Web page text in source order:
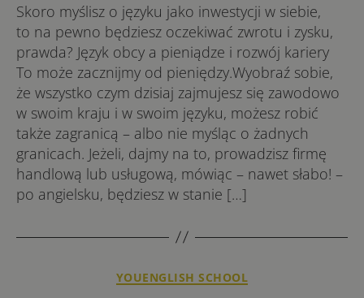
Skoro myślisz o języku jako inwestycji w siebie,
to na pewno będziesz oczekiwać zwrotu i zysku,
prawda? Język obcy a pieniądze i rozwój kariery
To może zacznijmy od pieniędzy.Wyobraź sobie,
że wszystko czym dzisiaj zajmujesz się zawodowo
w swoim kraju i w swoim języku, możesz robić
także zagranicą – albo nie myśląc o żadnych
granicach. Jeżeli, dajmy na to, prowadzisz firmę
handlową lub usługową, mówiąc – nawet słabo! –
po angielsku, będziesz w stanie […]
Kategorie
YOUENGLISH SCHOOL